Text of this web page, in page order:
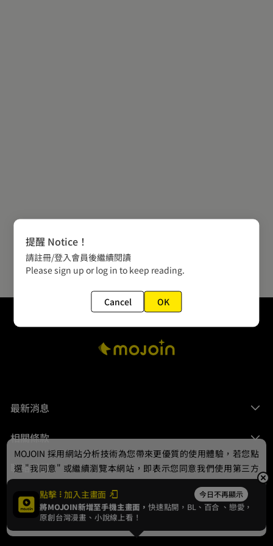
最新消息
相關條款
聯絡我們
© 2024 gamania Digital Entertainment Co., Ltd.
點擊 加入主畫面 今日不再顯示
將MOJOIN新增至手機主畫面，快速點開，BL、 百合 、戀愛，
原創台灣漫畫、小說線上看！
MOJOIN 採用網站分析技術為您帶來更優質的使用體驗，若您點
選 "我同意" 或繼續瀏覽本網站，即表示您同意我們使用第三方
Cookie，欲瞭解更多資訊請見隱私權政策。
我同意
提醒 Notice！
請註冊/登入會員後繼續閱讀
Please sign up or log in to keep reading.
Cancel OK